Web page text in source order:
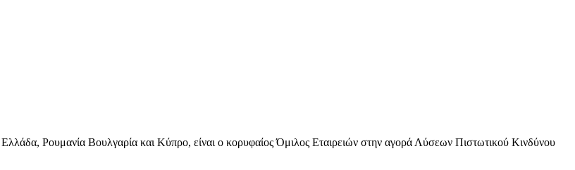
Ρουμανία Βουλγαρία και Κύπρο, είναι ο κορυφαίος Όμιλος Εταιρειών στην αγορά Λύσεων Πιστωτικού Κινδύνου